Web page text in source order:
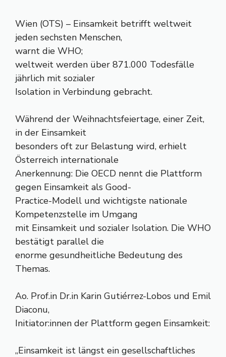
Wien (OTS) – Einsamkeit betrifft weltweit
jeden sechsten Menschen,
warnt die WHO;
weltweit werden über 871.000 Todesfälle
jährlich mit sozialer
Isolation in Verbindung gebracht.
Während der Weihnachtsfeiertage, einer Zeit,
in der Einsamkeit
besonders oft zur Belastung wird, erhielt
Österreich internationale
Anerkennung: Die OECD nennt die Plattform
gegen Einsamkeit als Good-
Practice-Modell und wichtigste nationale
Kompetenzstelle im Umgang
mit Einsamkeit und sozialer Isolation. Die WHO
bestätigt parallel die
enorme gesundheitliche Bedeutung des
Themas.
Ao. Prof.in Dr.in Karin Gutiérrez-Lobos und Emil
Diaconu,
Initiator:innen der Plattform gegen Einsamkeit:
„Einsamkeit ist längst ein gesellschaftliches